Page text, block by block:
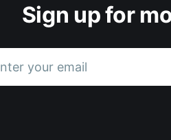
Sign up for
your email